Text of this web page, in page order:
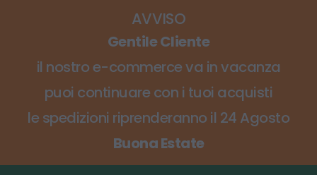
AVVISO
Gentile Cliente
il nostro e-commerce va in vacanza
puoi continuare con i tuoi acquisti
le spedizioni riprenderanno il 24 Agosto
Buona Estate